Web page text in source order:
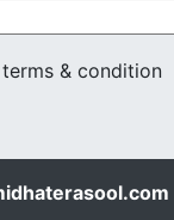
& condition